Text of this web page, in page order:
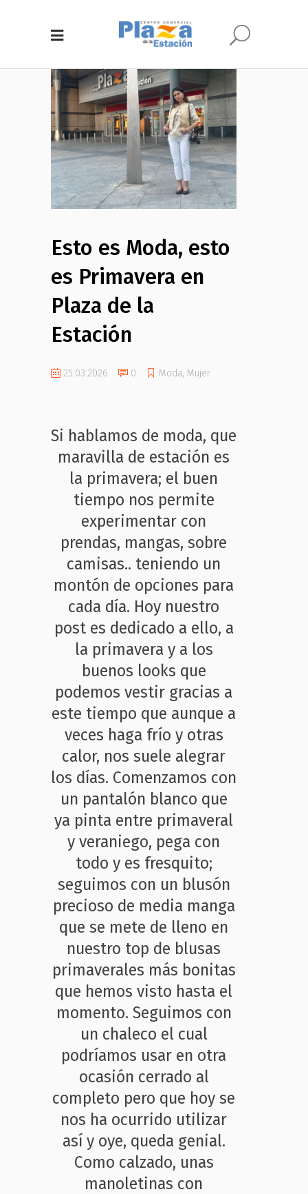
Esto es Moda, esto
es Primavera en
Plaza de la
Estación
25.03.2026 0 Moda, Mujer
Si hablamos de moda, que
maravilla de estación es
la primavera; el buen
tiempo nos permite
experimentar con
prendas, mangas, sobre
camisas.. teniendo un
montón de opciones para
cada día. Hoy nuestro
post es dedicado a ello, a
la primavera y a los
buenos looks que
podemos vestir gracias a
este tiempo que aunque a
veces haga frío y otras
calor, nos suele alegrar
los días. Comenzamos con
un pantalón blanco que
ya pinta entre primaveral
y veraniego, pega con
todo y es fresquito;
seguimos con un blusón
precioso de media manga
que se mete de lleno en
nuestro top de blusas
primaverales más bonitas
que hemos visto hasta el
momento. Seguimos con
un chaleco el cual
podríamos usar en otra
ocasión cerrado al
completo pero que hoy se
nos ha ocurrido utilizar
así y oye, queda genial.
Como calzado, unas
manoletinas con